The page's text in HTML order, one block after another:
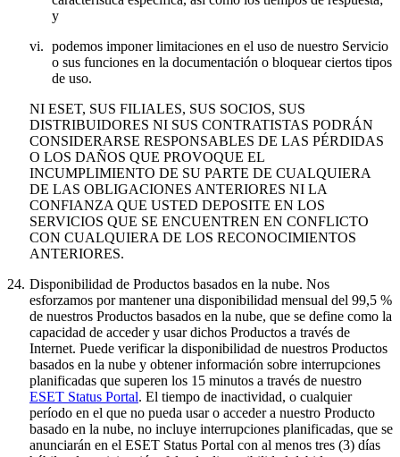
y
vi. podemos imponer limitaciones en el uso de nuestro Servicio
o sus funciones en la documentación o bloquear ciertos tipos
de uso.
NI ESET, SUS FILIALES, SUS SOCIOS, SUS
DISTRIBUIDORES NI SUS CONTRATISTAS PODRÁN
CONSIDERARSE RESPONSABLES DE LAS PÉRDIDAS
O LOS DAÑOS QUE PROVOQUE EL
INCUMPLIMIENTO DE SU PARTE DE CUALQUIERA
DE LAS OBLIGACIONES ANTERIORES NI LA
CONFIANZA QUE USTED DEPOSITE EN LOS
SERVICIOS QUE SE ENCUENTREN EN CONFLICTO
CON CUALQUIERA DE LOS RECONOCIMIENTOS
ANTERIORES.
24. Disponibilidad de Productos basados en la nube. Nos
esforzamos por mantener una disponibilidad mensual del 99,5 %
de nuestros Productos basados en la nube, que se define como la
capacidad de acceder y usar dichos Productos a través de
Internet. Puede verificar la disponibilidad de nuestros Productos
basados en la nube y obtener información sobre interrupciones
planificadas que superen los 15 minutos a través de nuestro
ESET Status Portal. El tiempo de inactividad, o cualquier
período en el que no pueda usar o acceder a nuestro Producto
basado en la nube, no incluye interrupciones planificadas, que se
anunciarán en el ESET Status Portal con al menos tres (3) días